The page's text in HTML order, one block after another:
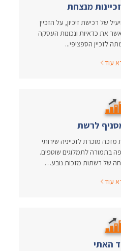
של רכישת זיכיון, על הזכיין
את כדאיות ונכונות העסקה
לזכיין הספציפי...
עוד
לרשת
מוכרת לזכייניה שירותי
בתמורה לתמלוגים שוטפים.
של רשתות מזכות נובע…
עוד
האתי